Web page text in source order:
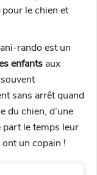
pour le chien et
rando est un
enfants aux
sans arrêt quand
du chien, d’une
part le temps leur
un copain !